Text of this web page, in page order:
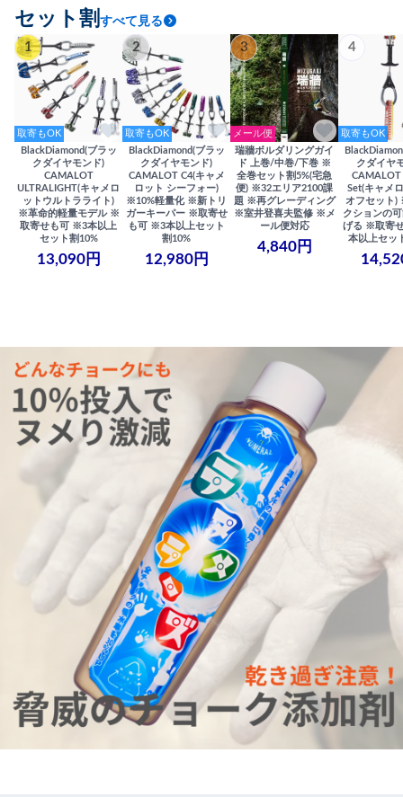
セット割 すべて見る
1
取寄もOK
BlackDiamond(ブラッ
クダイヤモンド)
CAMALOT
ULTRALIGHT(キャメロ
ットウルトラライト)
※革命的軽量モデル ※
取寄せも可 ※3本以上
セット割10%
13,090円
2
取寄もOK
BlackDiamond(ブラッ
クダイヤモンド)
CAMALOT C4(キャメ
ロット シーフォー)
※10%軽量化 ※新トリ
ガーキーパー ※取寄せ
も可 ※3本以上セット
割10%
12,980円
3
メール便
瑞牆ボルダリングガイ
ド 上巻/中巻/下巻 ※
全巻セット割5%(宅急
便) ※32エリア2100課
題 ※再グレーディング
※室井登喜夫監修 ※メ
ール便対応
4,840円
4
取寄もOK
クダイヤ
Set(キャメ
オフセット)
クションの
げる ※取寄
本以上セッ